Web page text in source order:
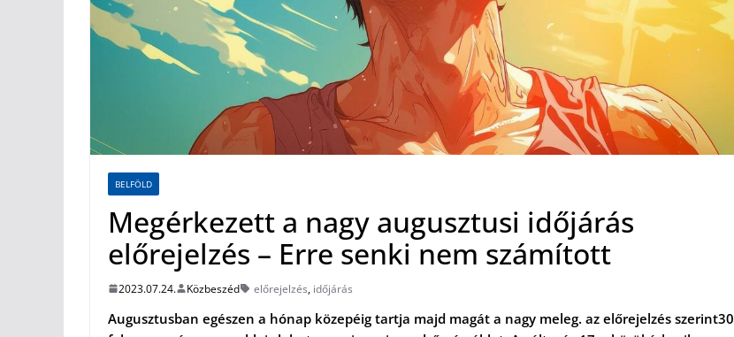
BELFÖLD
Megérkezett a nagy augusztusi időjárás
előrejelzés – Erre senki nem számított
2023.07.24. Közbeszéd előrejelzés, időjárás
Augusztusban egészen a hónap közepéig tartja majd magát a nagy meleg. az előrejelzés szerint30